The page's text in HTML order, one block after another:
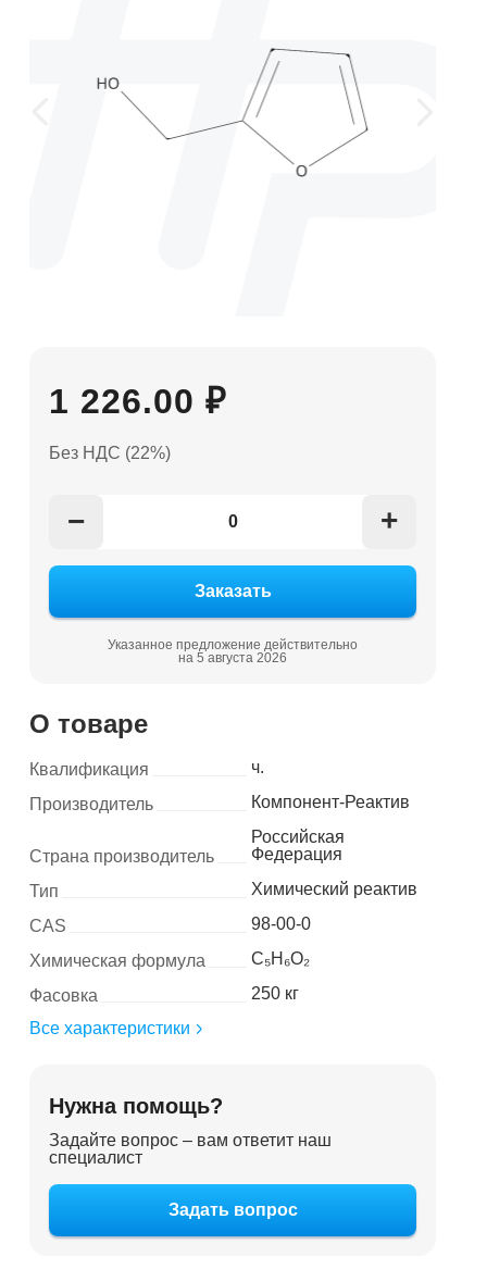
1 226.00 ₽
Без НДС (22%)
− +
Указанное предложение действительно
на 5 августа 2026
О товаре
Квалификация
ч.
Производитель
Компонент-Реактив
Страна производитель
Российская
Федерация
Тип
Химический реактив
CAS
98-00-0
Химическая формула
C₅H₆O₂
Фасовка
250 кг
Все характеристики
Нужна помощь?
Задайте вопрос – вам ответит наш
специалист
Задать вопрос